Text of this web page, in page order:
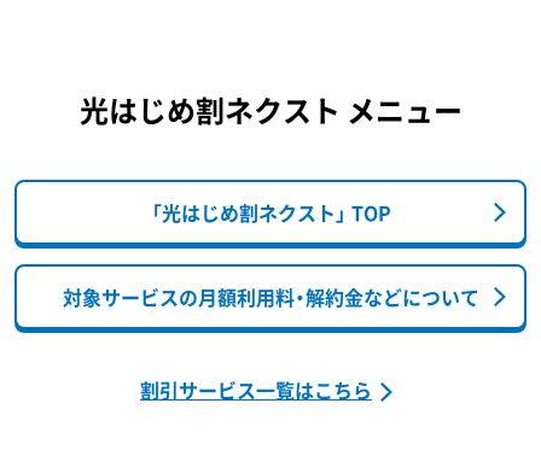
光はじめ割ネクスト メニュー
「光はじめ割ネクスト」 TOP
対象サービスの月額利用料・解約金などについて
割引サービス一覧はこちら